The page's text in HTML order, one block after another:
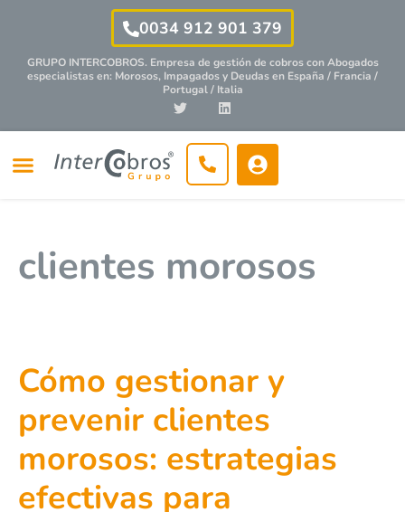
0034 912 901 379
GRUPO INTERCOBROS. Empresa de gestión de cobros conAbogados
especialistasen: Morosos, Impagados y Deudas en España / Francia /
Portugal / Italia
clientes morosos
Cómo gestionar y
prevenir clientes
morosos: estrategias
efectivas para